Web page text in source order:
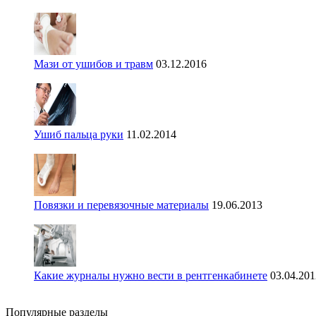
Мази от ушибов и травм 03.12.2016
Ушиб пальца руки 11.02.2014
Повязки и перевязочные материалы 19.06.2013
Какие журналы нужно вести в рентгенкабинете
Популярные разделы